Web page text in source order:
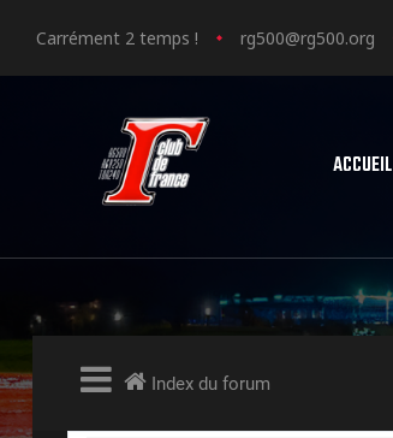
Carrément 2 temps ! rg500@rg500.org
ACCUEIL